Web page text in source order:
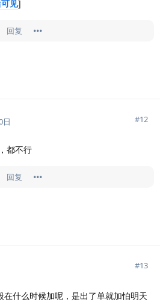
见]
回复
日 #12
都不行
回复
#13
什么时候加呢，是出了单就加怕明天